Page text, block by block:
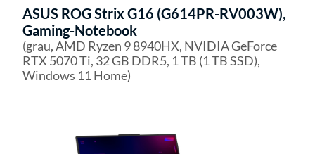
ASUS ROG Strix G16 (G614PR-RV003W),
Gaming-Notebook
(grau, AMD Ryzen 9 8940HX, NVIDIA GeForce
RTX 5070 Ti, 32 GB DDR5, 1 TB (1 TB SSD),
Windows 11 Home)